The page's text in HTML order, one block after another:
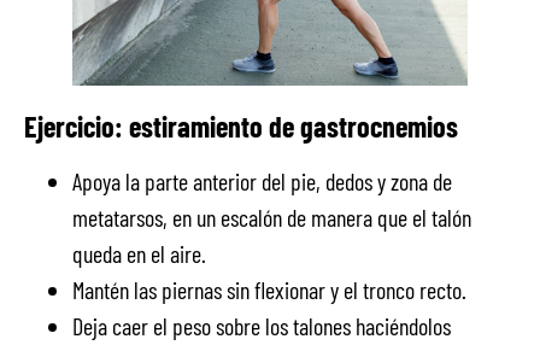
Ejercicio: estiramiento de gastrocnemios
Apoya la parte anterior del pie, dedos y zona de
metatarsos, en un escalón de manera que el talón
queda en el aire.
Mantén las piernas sin flexionar y el tronco recto.
Deja caer el peso sobre los talones haciéndolos